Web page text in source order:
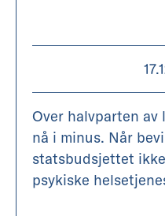
Over halvparten av
nå i minus. Når
statsbudsjettet
psykiske